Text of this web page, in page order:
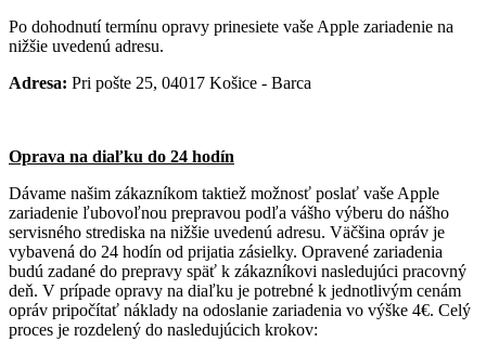
Po dohodnutí termínu opravy prinesiete vaše Apple zariadenie na
nižšie uvedenú adresu.
Adresa: Pri pošte 25, 04017 Košice - Barca
Oprava na diaľku do 24 hodín
Dávame našim zákazníkom taktiež možnosť poslať vaše Apple
zariadenie ľubovoľnou prepravou podľa vášho výberu do nášho
servisného strediska na nižšie uvedenú adresu. Väčšina opráv je
vybavená do 24 hodín od prijatia zásielky. Opravené zariadenia
budú zadané do prepravy späť k zákazníkovi nasledujúci pracovný
deň. V prípade opravy na diaľku je potrebné k jednotlivým cenám
opráv pripočítať náklady na odoslanie zariadenia vo výške 4€. Celý
proces je rozdelený do nasledujúcich krokov: